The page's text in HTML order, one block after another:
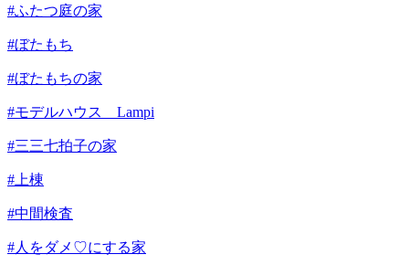
#ふたつ庭の家
#ぼたもち
#ぼたもちの家
#モデルハウス Lampi
#三三七拍子の家
#上棟
#中間検査
#人をダメ♡にする家